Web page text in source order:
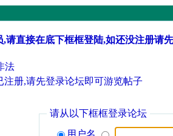
,请直接在底下框框登陆,如还没注册请
法
注册,请先登录论坛即可游览帖子
请从以下框框登录论坛
用户名